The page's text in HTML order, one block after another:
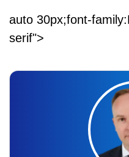
auto 30px;font-
serif">